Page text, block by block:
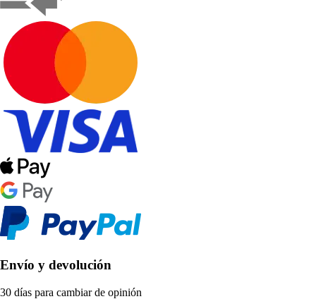
Envío y devolución
30 días para cambiar de opinión